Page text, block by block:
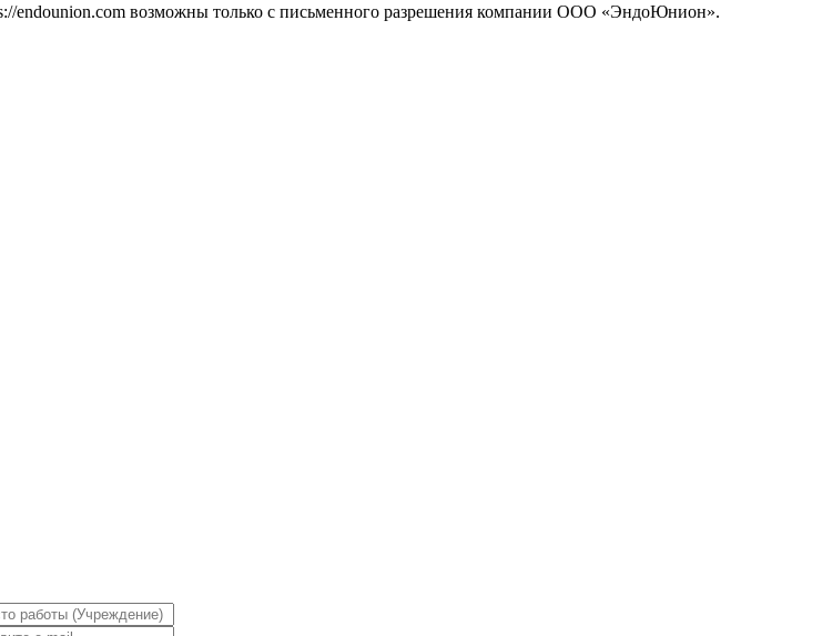
endounion.com возможны только с письменного разрешения компании ООО «ЭндоЮнион».